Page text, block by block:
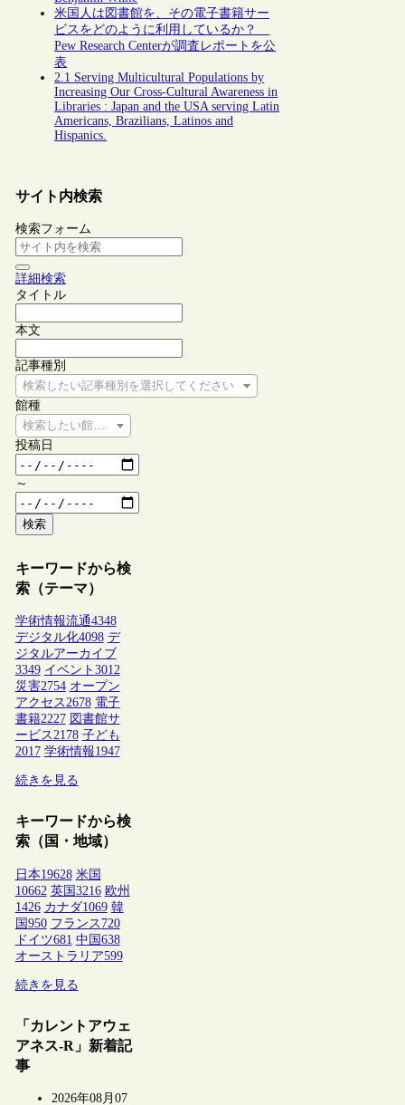
米国人は図書館を、その電子書籍サー
ビスをどのように利用しているか？
Pew Research Centerが調査レポートを公
表
2.1 Serving Multicultural Populations by
Increasing Our Cross-Cultural Awareness in
Libraries : Japan and the USA serving Latin
Americans, Brazilians, Latinos and
Hispanics.
サイト内検索
検索フォーム
詳細検索
タイトル
本文
記事種別
検索したい記事種別を選択してください
館種
検索したい館種を選択してください
投稿日
～
検索
キーワードから検
索（テーマ）
学術情報流通4348
デジタル化4098 デ
ジタルアーカイブ
3349 イベント 3012
災害2754 オープン
アクセス 2678 電子
書籍2227 図書館サ
ービス 2178 子ども
2017 学術情報1947
続きを見る
キーワードから検
索（国・地域）
日本19628 米国
10662 英国3216 欧州
1426 カナダ1069 韓
国950 フランス 720
ドイツ681 中国638
オーストラリア599
続きを見る
「カレントアウェ
アネス-R」新着記
事
2026年08月07